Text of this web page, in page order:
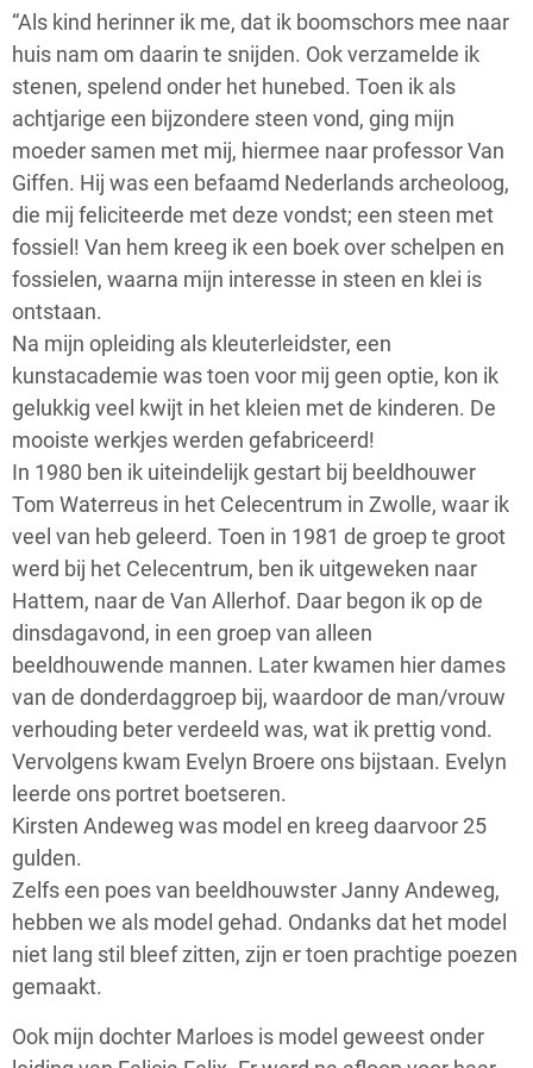
“Als kind herinner ik me, dat ik boomschors mee naar
huis nam om daarin te snijden. Ook verzamelde ik
stenen, spelend onder het hunebed. Toen ik als
achtjarige een bijzondere steen vond, ging mijn
moeder samen met mij, hiermee naar professor Van
Giffen. Hij was een befaamd Nederlands archeoloog,
die mij feliciteerde met deze vondst; een steen met
fossiel! Van hem kreeg ik een boek over schelpen en
fossielen, waarna mijn interesse in steen en klei is
ontstaan.
Na mijn opleiding als kleuterleidster, een
kunstacademie was toen voor mij geen optie, kon ik
gelukkig veel kwijt in het kleien met de kinderen. De
mooiste werkjes werden gefabriceerd!
In 1980 ben ik uiteindelijk gestart bij beeldhouwer
Tom Waterreus in het Celecentrum in Zwolle, waar ik
veel van heb geleerd. Toen in 1981 de groep te groot
werd bij het Celecentrum, ben ik uitgeweken naar
Hattem, naar de Van Allerhof. Daar begon ik op de
dinsdagavond, in een groep van alleen
beeldhouwende mannen. Later kwamen hier dames
van de donderdaggroep bij, waardoor de man/vrouw
verhouding beter verdeeld was, wat ik prettig vond.
Vervolgens kwam Evelyn Broere ons bijstaan. Evelyn
leerde ons portret boetseren.
Kirsten Andeweg was model en kreeg daarvoor 25
gulden.
Zelfs een poes van beeldhouwster Janny Andeweg,
hebben we als model gehad. Ondanks dat het model
niet lang stil bleef zitten, zijn er toen prachtige poezen
gemaakt.
Ook mijn dochter Marloes is model geweest onder